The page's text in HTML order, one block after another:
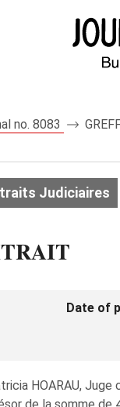
no. 8083
Judiciaires
Date of
HOARAU,